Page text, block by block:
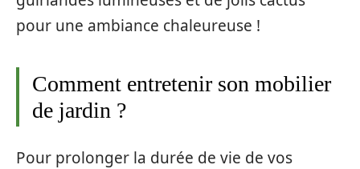
pour une ambiance chaleureuse !
Comment entretenir son mobilier
de jardin ?
Pour prolonger la durée de vie de vos